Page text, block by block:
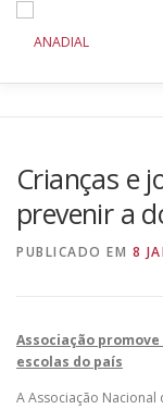
conteúdo
COMUNICAÇÃO
Crianças e
prevenir a
PUBLICADO EM 8
Associação
escolas do país
A Associação